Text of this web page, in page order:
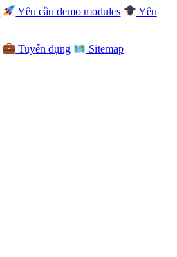
Yêu cầu demo modules
Yêu
Tuyển dụng
Sitemap